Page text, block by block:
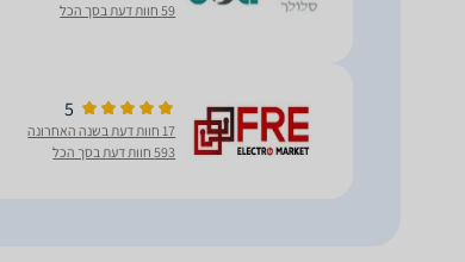
59 חוות דעת בסך הכל
5
17 חוות דעת בשנה האחרונה
593 חוות דעת בסך הכל